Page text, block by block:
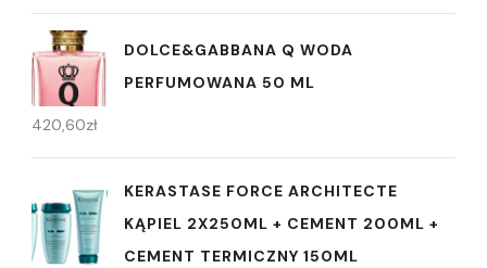
DOLCE&GABBANA Q WODA
PERFUMOWANA 50 ML
420,60zł
KERASTASE FORCE ARCHITECTE
KĄPIEL 2X250ML + CEMENT 200ML +
CEMENT TERMICZNY 150ML